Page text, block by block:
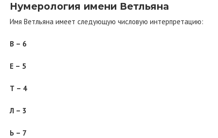
Нумерология имени Ветльяна
Имя Ветльяна имеет следующую числовую интерпретацию:
В – 6
Е – 5
Т – 4
Л – 3
Ь – 7